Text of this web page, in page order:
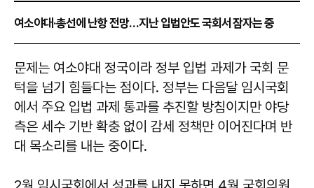
여소야대·총선에 난항 전망…지난 입법안도 국회서 잠자는 중
문제는 여소야대 정국이라 정부 입법 과제가 국회 문
턱을 넘기 힘들다는 점이다. 정부는 다음달 임시국회
에서 주요 입법 과제 통과를 추진할 방침이지만 야당
측은 세수 기반 확충 없이 감세 정책만 이어진다며 반
대 목소리를 내는 중이다.